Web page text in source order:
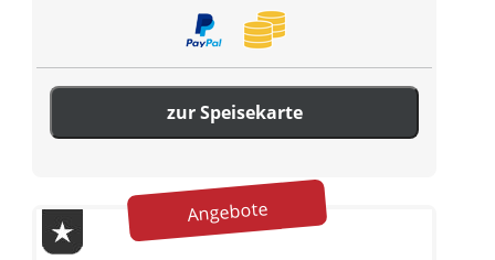
zur Speisekarte
Angebote